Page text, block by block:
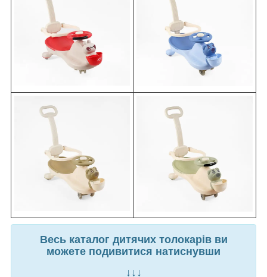
Весь каталог дитячих толокарів ви
можете подивитися натиснувши
↓↓↓